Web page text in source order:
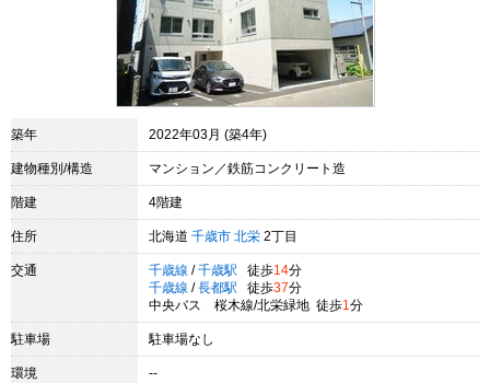
築年 2022年03月 (築4年)
建物種別/構造 マンション／鉄筋コンクリート造
階建 4階建
住所 北海道 千歳市 北栄 2丁目
交通 千歳線 / 千歳駅 徒歩14分
千歳線 / 長都駅 徒歩37分
中央バス 桜木線/北栄緑地 徒歩1 分
駐車場 駐車場なし
環境
--